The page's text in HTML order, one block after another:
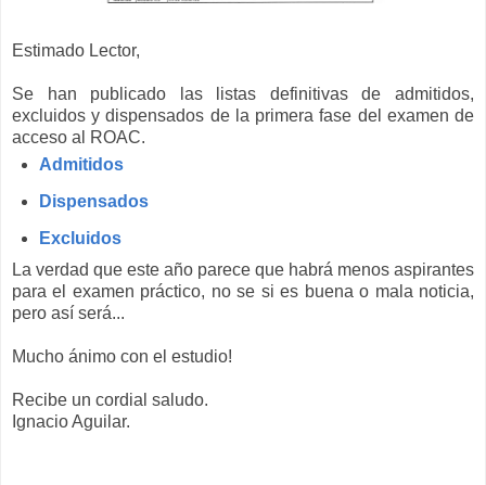
Estimado Lector,
Se han publicado las listas definitivas de admitidos,
excluidos y dispensados de la primera fase del examen de
acceso al ROAC.
Admitidos
Dispensados
Excluidos
La verdad que este año parece que habrá menos aspirantes
para el examen práctico, no se si es buena o mala noticia,
pero así será...
Mucho ánimo con el estudio!
Recibe un cordial saludo.
Ignacio Aguilar.